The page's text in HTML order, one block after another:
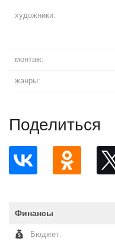
художники:
монтаж:
жанры:
Поделиться
Финансы
Бюджет: